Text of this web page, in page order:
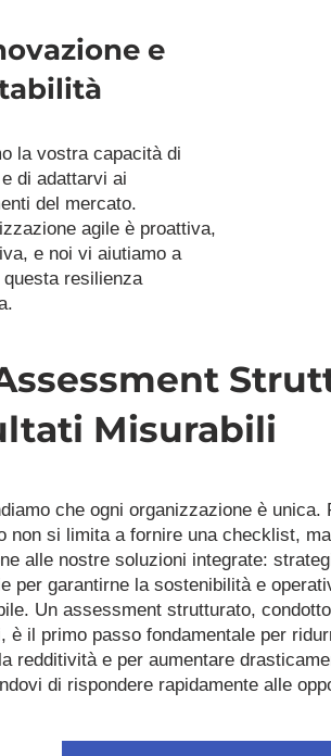
e
la vostra capacità di
di adattarvi ai
del mercato.
agile è proattiva,
e noi vi aiutiamo a
resilienza
Misurabili
che ogni organizzazione è unica.
non si limita a fornire una checklist,
alle nostre soluzioni integrate:
per garantirne la sostenibilità e
Un assessment strutturato,
è il primo passo fondamentale per
redditività e per aumentare
di rispondere rapidamente alle